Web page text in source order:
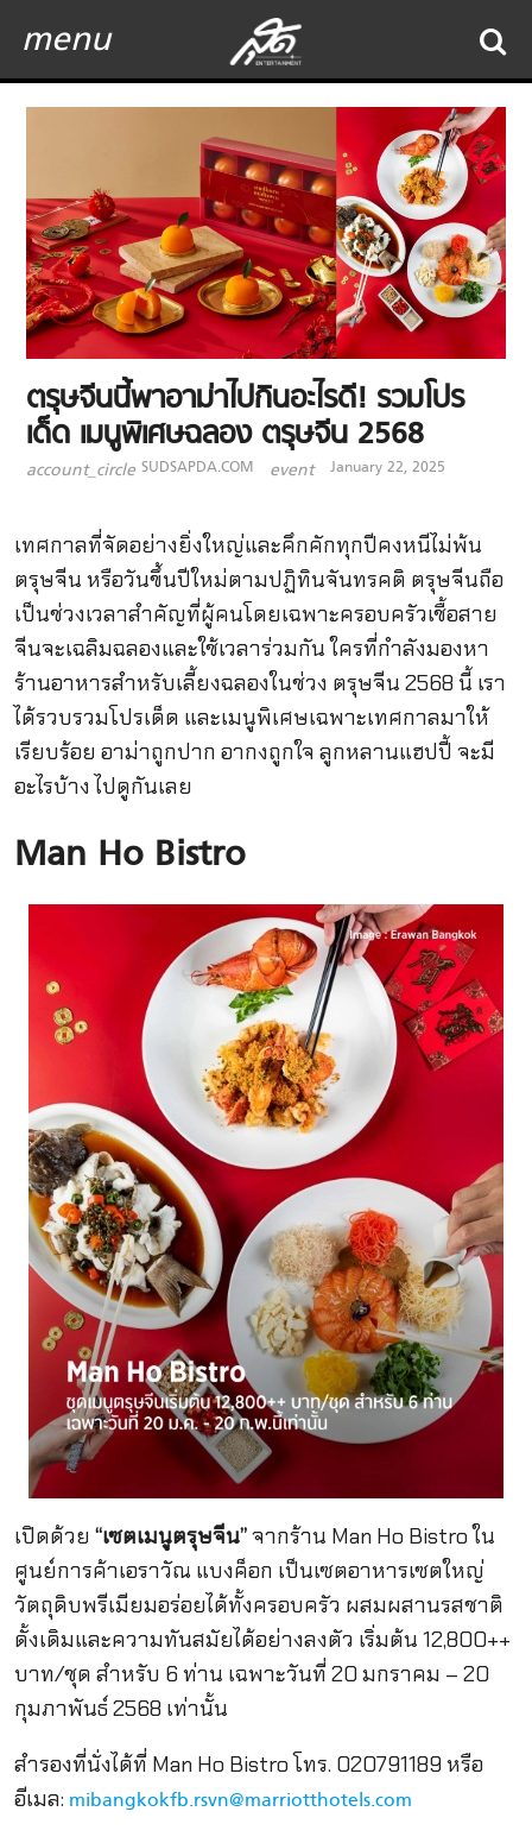
menu
ตรุษจีนนี้พาอาม่าไปกินอะไรดี! รวมโปร
เด็ด เมนูพิเศษฉลอง ตรุษจีน 2568
account_circle SUDSAPDA.COM event January 22, 2025
เทศกาลที่จัดอย่างยิ่งใหญ่และคึกคักทุกปีคงหนีไม่พ้น
ตรุษจีน หรือวันขึ้นปีใหม่ตามปฏิทินจันทรคติ ตรุษจีนถือ
เป็นช่วงเวลาสำคัญที่ผู้คนโดยเฉพาะครอบครัวเชื้อสาย
จีนจะเฉลิมฉลองและใช้เวลาร่วมกัน ใครที่กำลังมองหา
ร้านอาหารสำหรับเลี้ยงฉลองในช่วง ตรุษจีน 2568 นี้ เรา
ได้รวบรวมโปรเด็ด และเมนูพิเศษเฉพาะเทศกาลมาให้
เรียบร้อย อาม่าถูกปาก อากงถูกใจ ลูกหลานแฮปปี้ จะมี
อะไรบ้าง ไปดูกันเลย
Man Ho Bistro
เปิดด้วย “เซตเมนูตรุษจีน”จากร้าน Man Ho Bistro ใน
ศูนย์การค้าเอราวัณ แบงค็อก เป็นเซตอาหารเซตใหญ่
วัตถุดิบพรีเมียมอร่อยได้ทั้งครอบครัว ผสมผสานรสชาติ
ดั้งเดิมและความทันสมัยได้อย่างลงตัว เริ่มต้น 12,800++
บาท/ชุด สำหรับ 6 ท่าน เฉพาะวันที่ 20 มกราคม – 20
กุมภาพันธ์ 2568 เท่านั้น
สำรองที่นั่งได้ที่ Man Ho Bistro โทร. 020791189 หรือ
อีเมล: mibangkokfb.rsvn@marriotthotels.com